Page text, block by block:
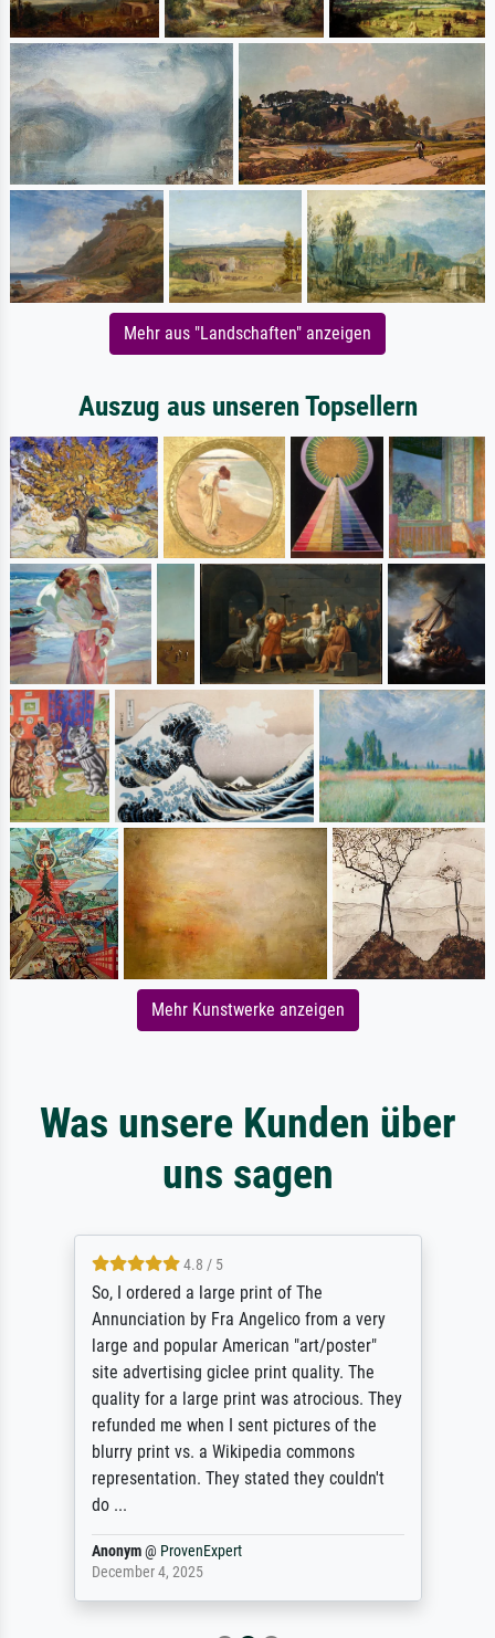
Mehr aus "Landschaften" anzeigen
Auszug aus unseren Topsellern
Mehr Kunstwerke anzeigen
Was unsere Kunden über
uns sagen
4.8 / 5
So, I ordered a large print of The
Annunciation by Fra Angelico from a very
large and popular American "art/poster"
site advertising giclee print quality. The
quality for a large print was atrocious. They
refunded me when I sent pictures of the
blurry print vs. a Wikipedia commons
representation. They stated they couldn't
do ...
Anonym@ ProvenExpert
December 4, 2025